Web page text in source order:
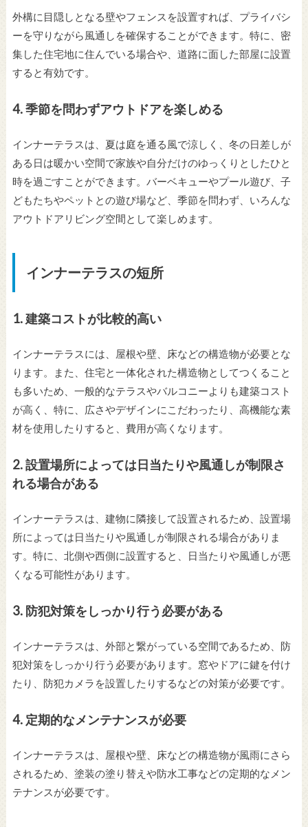
外構に目隠しとなる壁やフェンスを設置すれば、プライバシ
ーを守りながら風通しを確保することができます。特に、密
集した住宅地に住んでいる場合や、道路に面した部屋に設置
すると有効です。
4.季節を問わずアウトドアを楽しめる
インナーテラスは、夏は庭を通る風で涼しく、冬の日差しが
ある日は暖かい空間で家族や自分だけのゆっくりとしたひと
時を過ごすことができます。バーベキューやプール遊び、子
どもたちやペットとの遊び場など、季節を問わず、いろんな
アウトドアリビング空間として楽しめます。
インナーテラスの短所
1.建築コストが比較的高い
インナーテラスには、屋根や壁、床などの構造物が必要とな
ります。また、住宅と一体化された構造物としてつくること
も多いため、一般的なテラスやバルコニーよりも建築コスト
が高く、特に、広さやデザインにこだわったり、高機能な素
材を使用したりすると、費用が高くなります。
2.設置場所によっては日当たりや風通しが制限さ
れる場合がある
インナーテラスは、建物に隣接して設置されるため、設置場
所によっては日当たりや風通しが制限される場合がありま
す。特に、北側や西側に設置すると、日当たりや風通しが悪
くなる可能性があります。
3. 防犯対策をしっかり行う必要がある
インナーテラスは、外部と繋がっている空間であるため、防
犯対策をしっかり行う必要があります。窓やドアに鍵を付け
たり、防犯カメラを設置したりするなどの対策が必要です。
4. 定期的なメンテナンスが必要
インナーテラスは、屋根や壁、床などの構造物が風雨にさら
されるため、塗装の塗り替えや防水工事などの定期的なメン
テナンスが必要です。